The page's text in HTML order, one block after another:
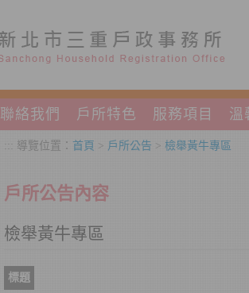
聯絡我們 戶所特色 服務項目 溫
::: 導覽位置： 首頁 > 戶所公告 > 檢舉黃牛專區
戶所公告內容
檢舉黃牛專區
標題